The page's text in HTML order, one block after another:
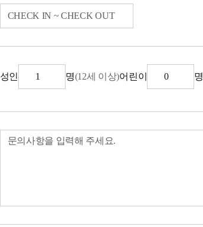
성인 명(12세 이상)어린이 명